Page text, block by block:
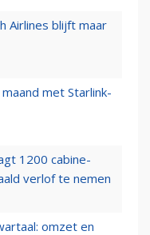
Airlines blijft maar
met Starlink-
1200 cabine-
verlof te nemen
omzet en